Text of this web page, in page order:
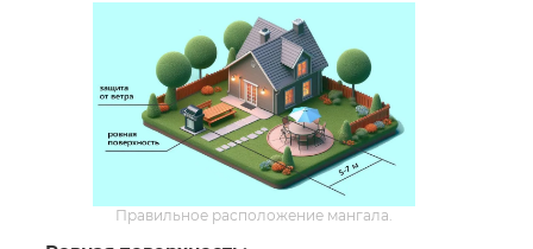
Правильное расположение мангала.